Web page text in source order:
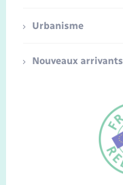
Urbanisme
Nouveaux arrivants